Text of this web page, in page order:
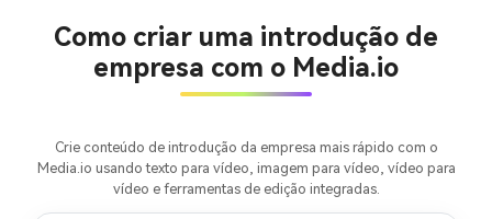
Como criar uma introdução de
empresa com o Media.io
Crie conteúdo de introdução da empresa mais rápido com o
Media.io usando texto para vídeo, imagem para vídeo, vídeo para
vídeo e ferramentas de edição integradas.
100% grátis!
Comece Grátis →